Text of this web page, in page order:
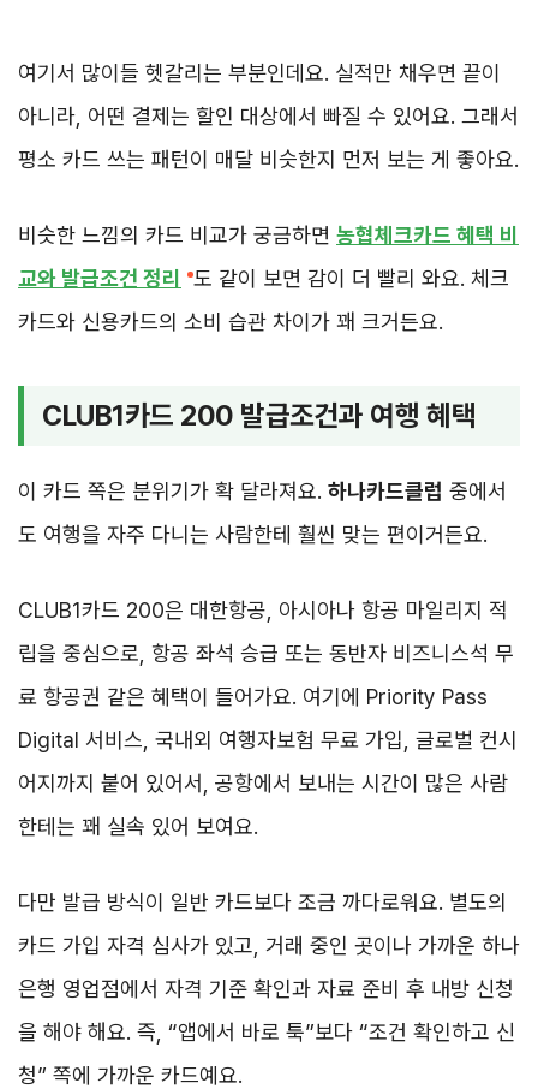
여기서 많이들 헷갈리는 부분인데요. 실적만 채우면 끝이
아니라, 어떤 결제는 할인 대상에서 빠질 수 있어요. 그래서
평소 카드 쓰는 패턴이 매달 비슷한지 먼저 보는 게 좋아요.
비슷한 느낌의 카드 비교가 궁금하면 농협체크카드 혜택 비
교와 발급조건 정리 도 같이 보면 감이 더 빨리 와요. 체크
카드와 신용카드의 소비 습관 차이가 꽤 크거든요.
CLUB1카드 200 발급조건과 여행 혜택
이 카드 쪽은 분위기가 확 달라져요. 하나카드클럽 중에서
도 여행을 자주 다니는 사람한테 훨씬 맞는 편이거든요.
CLUB1카드 200은 대한항공, 아시아나 항공 마일리지 적
립을 중심으로, 항공 좌석 승급 또는 동반자 비즈니스석 무
료 항공권 같은 혜택이 들어가요. 여기에 Priority Pass
Digital 서비스, 국내외 여행자보험 무료 가입, 글로벌 컨시
어지까지 붙어 있어서, 공항에서 보내는 시간이 많은 사람
한테는 꽤 실속 있어 보여요.
다만 발급 방식이 일반 카드보다 조금 까다로워요. 별도의
카드 가입 자격 심사가 있고, 거래 중인 곳이나 가까운 하나
은행 영업점에서 자격 기준 확인과 자료 준비 후 내방 신청
을 해야 해요. 즉, “앱에서 바로 툭”보다 “조건 확인하고 신
청” 쪽에 가까운 카드예요.